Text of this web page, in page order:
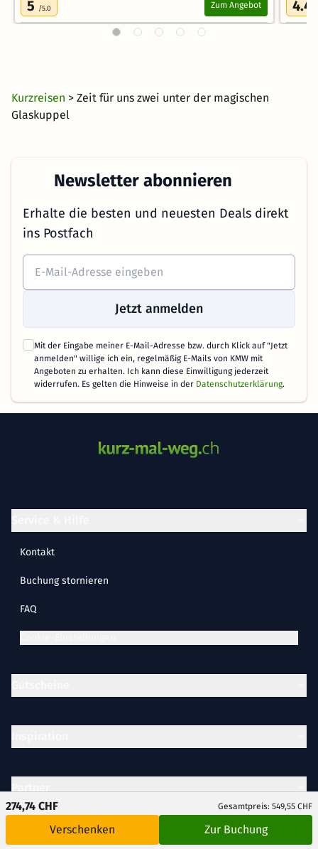
274,74 CHF Gesamtpreis: 549,55 CHF
Verschenken Zur Buchung
5 /5.0 Zum Angebot 4.4
Kurzreisen > Zeit für uns zwei unter der magischen
Glaskuppel
Newsletter abonnieren
Erhalte die besten und neuesten Deals direkt
ins Postfach
Jetzt anmelden
Mit der Eingabe meiner E-Mail-Adresse bzw. durch Klick auf "Jetzt
anmelden" willige ich ein, regelmäßig E-Mails von KMW mit
Angeboten zu erhalten. Ich kann diese Einwilligung jederzeit
widerrufen. Es gelten die Hinweise in der Datenschutzerklärung.
Kontakt
Buchung stornieren
FAQ